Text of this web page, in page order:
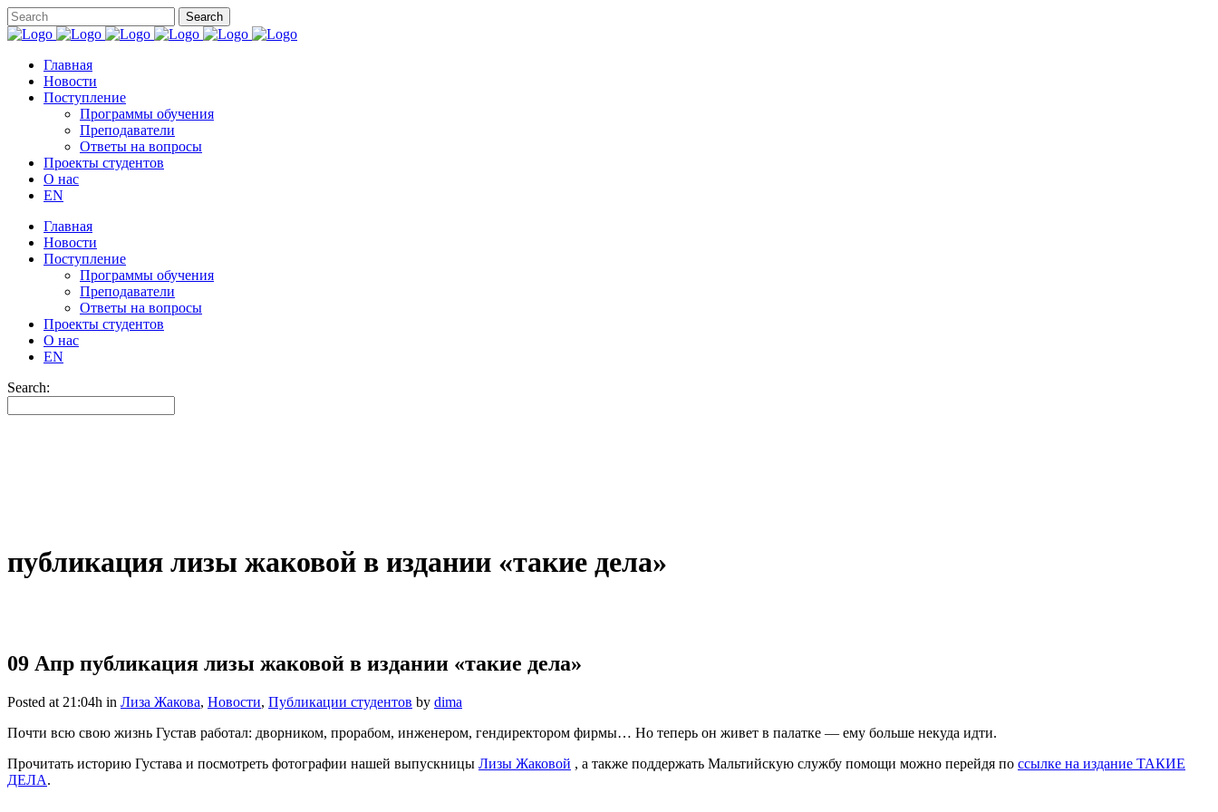
Главная
Новости
Поступление
Программы обучения
Преподаватели
Ответы на вопросы
Проекты студентов
О нас
EN
Главная
Новости
Поступление
Программы обучения
Преподаватели
Ответы на вопросы
Проекты студентов
О нас
EN
Search:
публикация лизы жаковой в издании «такие дела»
09 Апр публикация лизы жаковой в издании «такие дела»
Posted at 21:04h in Лиза Жакова, Новости, Публикации студентов by dima
Почти всю свою жизнь Густав работал: дворником, прорабом, инженером, гендиректором фирмы… Но теперь он живет в палатке — ему больше некуда идти.
Прочитать историю Густава и посмотреть фотографии нашей выпускницы Лизы Жаковой , а также поддержать Мальтийскую службу помощи можно перейдя по ссылке на издание ТАКИЕ
ДЕЛА.